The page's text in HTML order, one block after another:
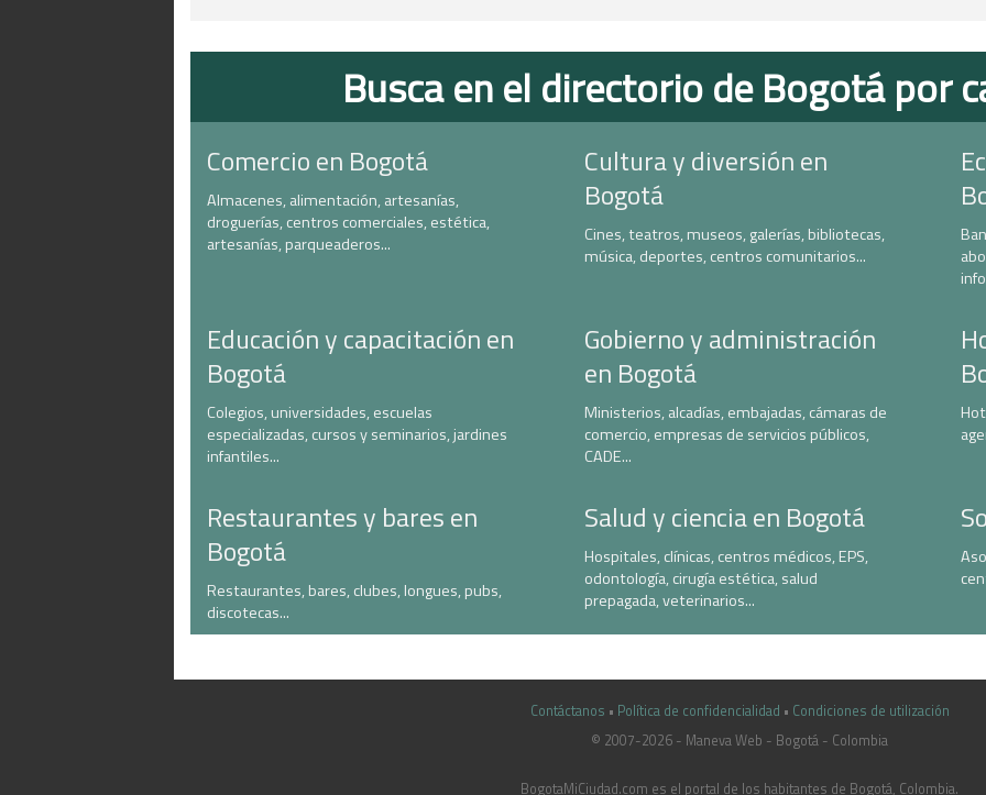
Busca en el directorio de Bogotá por
Comercio en Bogotá
Almacenes, alimentación, artesanías,
droguerías, centros comerciales, estética,
artesanías, parqueaderos...
Cultura y diversión en
Bogotá
Cines, teatros, museos, galerías, bibliotecas,
música, deportes, centros comunitarios...
Educación y capacitación en
Bogotá
Colegios, universidades, escuelas
especializadas, cursos y seminarios, jardines
infantiles...
Gobierno y administración
en Bogotá
Ministerios, alcadías, embajadas, cámaras de
comercio, empresas de servicios públicos,
CADE...
Restaurantes y bares en
Bogotá
Restaurantes, bares, clubes, longues, pubs,
discotecas...
Salud y ciencia en Bogotá
Hospitales, clínicas, centros médicos, EPS,
odontología, cirugía estética, salud
prepagada, veterinarios...
Contáctanos • Política de confidencialidad • Condiciones de utilización
© 2007-2026 - Maneva Web - Bogotá - Colombia
casinoluck.ca
BogotaMiCiudad.com es el portal de los habitantes de Bogotá, Colombia.